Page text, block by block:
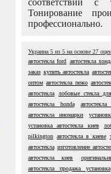
соответствии с
Тонирование
профессионально.
Украина 5 из 5 на основе 27
автостекла ford автостекла
заказ купить автостекла
оптом автостекла пежо
автостекла
лобовые стекла
автостекла honda
автостекла иномарки
установка автостекла киев
pilkington автостекла в киеве
автостекла изготовление
автостекла киев
автостекла продажа установка